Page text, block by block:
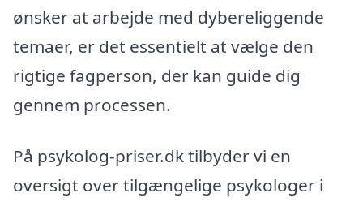
ønsker at arbejde med dybereliggende
temaer, er det essentielt at vælge den
rigtige fagperson, der kan guide dig
gennem processen.
På psykolog-priser.dk tilbyder vi en
oversigt over tilgængelige psykologer i